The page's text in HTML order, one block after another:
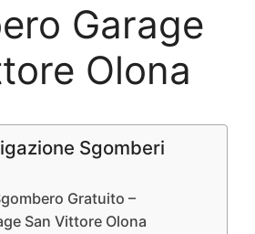
Garage
Olona
Sgomberi
Gratuito –
San Vittore Olona